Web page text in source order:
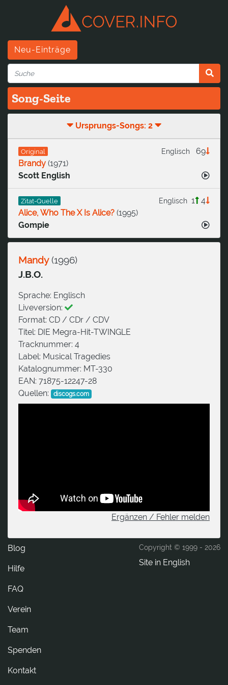
Neu-Einträge
Song-Seite
Ursprungs-Songs: 2
Original 69
Englisch
Brandy (1971)
Scott English
Zitat-Quelle 1 4
Englisch
Alice, Who The X Is Alice? (1995)
Gompie
Mandy(1996)
J.B.O.
Sprache: Englisch
Liveversion:
Format: CD / CDr / CDV
Titel: DIE Megra-Hit-TWINGLE
Tracknummer: 4
Label: Musical Tragedies
Katalognummer: MT-330
EAN: 71875-12247-28
Quellen:
discogs.com
Ergänzen / Fehler melden
Copyright © 1999 - 2026
Site in English
Blog
Hilfe
FAQ
Verein
Team
Spenden
tkatnoK